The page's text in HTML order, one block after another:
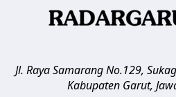
Jl. Raya Samarang No.129,
Kabupaten Garut,